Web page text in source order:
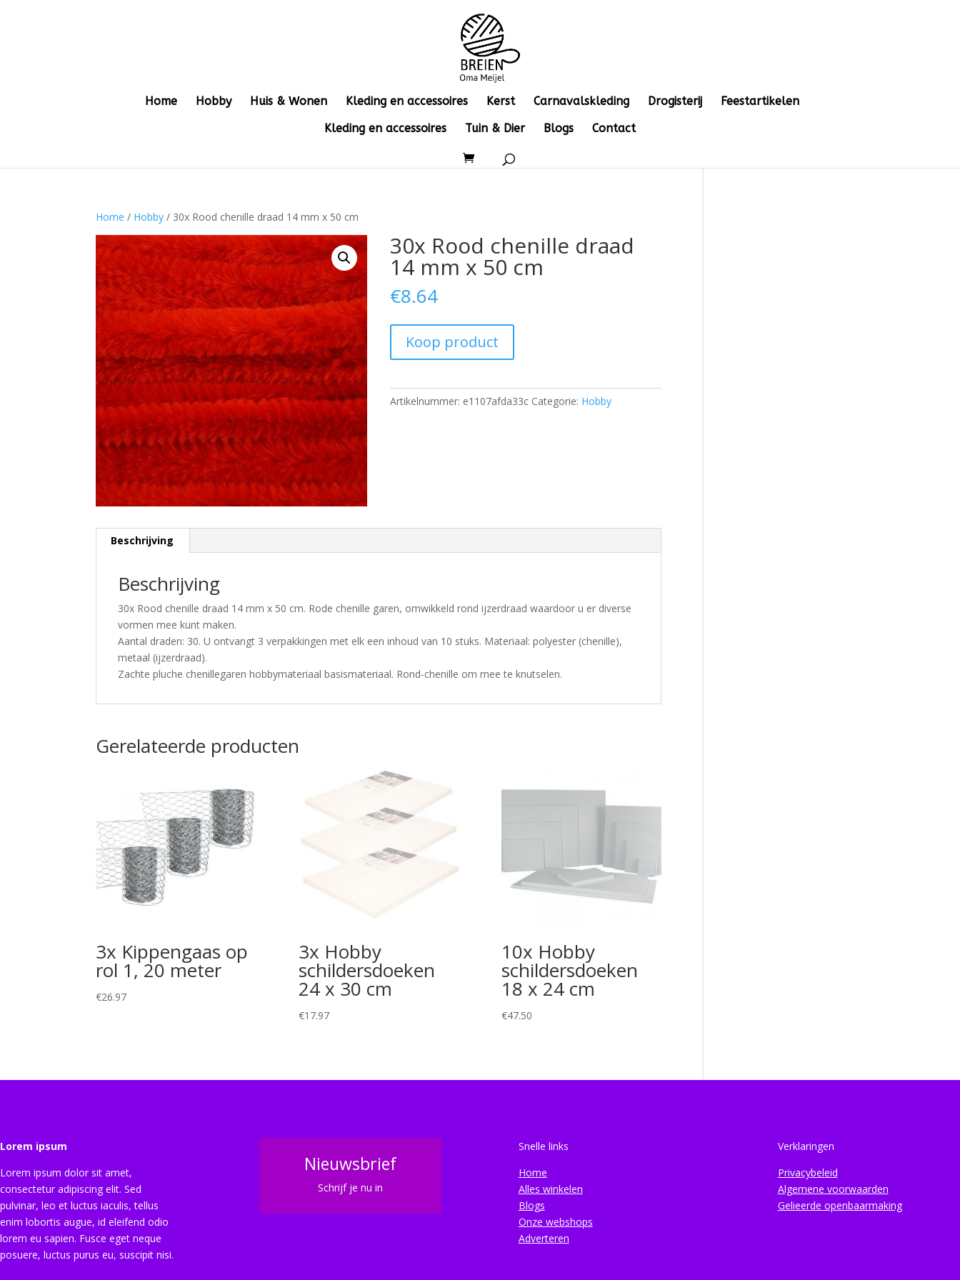
Home Hobby Huis & Wonen Kleding en accessoires Kerst Carnavalskleding Drogisterij
Feestartikelen
Kleding en accessoires
Tuin & Dier Blogs Contact
Home / Hobby / 30x Rood chenille draad 14 mm x 50 cm
30x Rood chenille draad
14 mm x 50 cm
€8.64
Koop product
Artikelnummer: e1107afda33c Categorie: Hobby
Beschrijving
Beschrijving
30x Rood chenille draad 14 mm x 50 cm. Rode chenille garen, omwikkeld rond ijzerdraad waardoor u er diverse
vormen mee kunt maken.
Aantal draden: 30. U ontvangt 3 verpakkingen met elk een inhoud van 10 stuks. Materiaal: polyester (chenille),
metaal (ijzerdraad).
Zachte pluche chenillegaren hobbymateriaal basismateriaal. Rond-chenille om mee te knutselen.
Gerelateerde producten
3x Kippengaas op
rol 1, 20 meter
€26.97
3x Hobby
schildersdoeken
24 x 30 cm
€17.97
10x Hobby
schildersdoeken
18 x 24 cm
€47.50
Lorem ipsum
Lorem ipsum dolor sit amet,
consectetur adipiscing elit. Sed
pulvinar, leo et luctus iaculis, tellus
enim lobortis augue, id eleifend odio
lorem eu sapien. Fusce eget neque
posuere, luctus purus eu, suscipit nisi.
Nieuwsbrief
Schrijf je nu in
Snelle links
Home
Alles winkelen
Blogs
Onze webshops
Adverteren
Verklaringen
Privacybeleid
Algemene voorwaarden
Gelieerde openbaarmaking